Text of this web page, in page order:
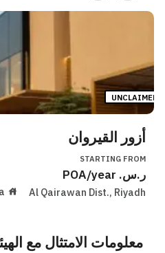
UNCLAIMED
أزور القيروان
STARTING FROM
ر.س. POA/year
Al Qairawan Dist., Riyadh
معلومات الامتثال مع